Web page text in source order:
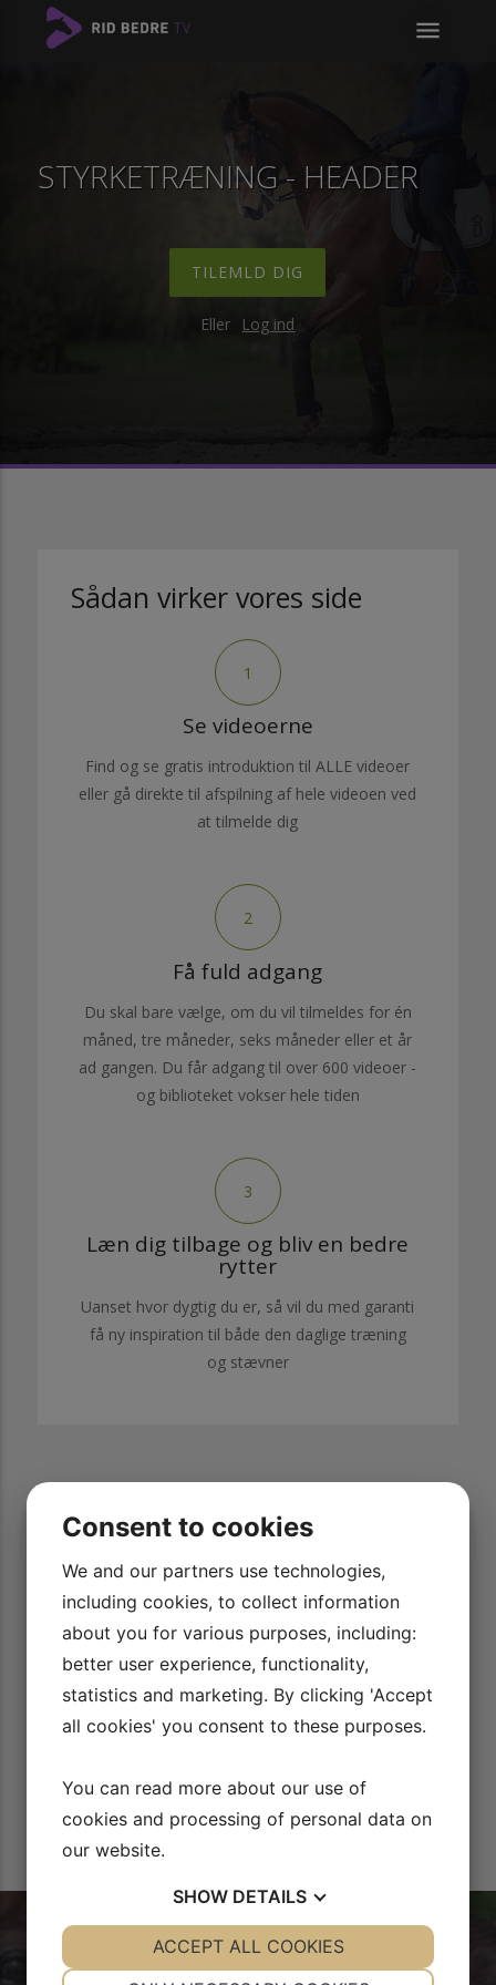
menu
STYRKETRÆNING - HEADER
TILEMLD DIG
Eller Log ind
Sådan virker vores side
1
Se videoerne
Find og se gratis introduktion til ALLE videoer
eller gå direkte til afspilning af hele videoen ved
at tilmelde dig
2
Få fuld adgang
Du skal bare vælge, om du vil tilmeldes for én
måned, tre måneder, seks måneder eller et år
ad gangen. Du får adgang til over 600 videoer -
og biblioteket vokser hele tiden
3
Læn dig tilbage og bliv en bedre
rytter
Uanset hvor dygtig du er, så vil du med garanti
få ny inspiration til både den daglige træning
og stævner
videoer. Jeg har
tid. Vi er blevet
flot sat op.
Super super lækker mulighed for at lære
mere! Dejligt man kan sidde som
Korsgaard
Consent to cookies
We and our partners use technologies,
including cookies, to collect information
about you for various purposes, including:
better user experience, functionality,
statistics and marketing. By clicking 'Accept
all cookies' you consent to these purposes.
You can read more about our use of
cookies and processing of personal data on
our website.
SHOW DETAILS
YES NO YES NO
ACCEPT ALL COOKIES